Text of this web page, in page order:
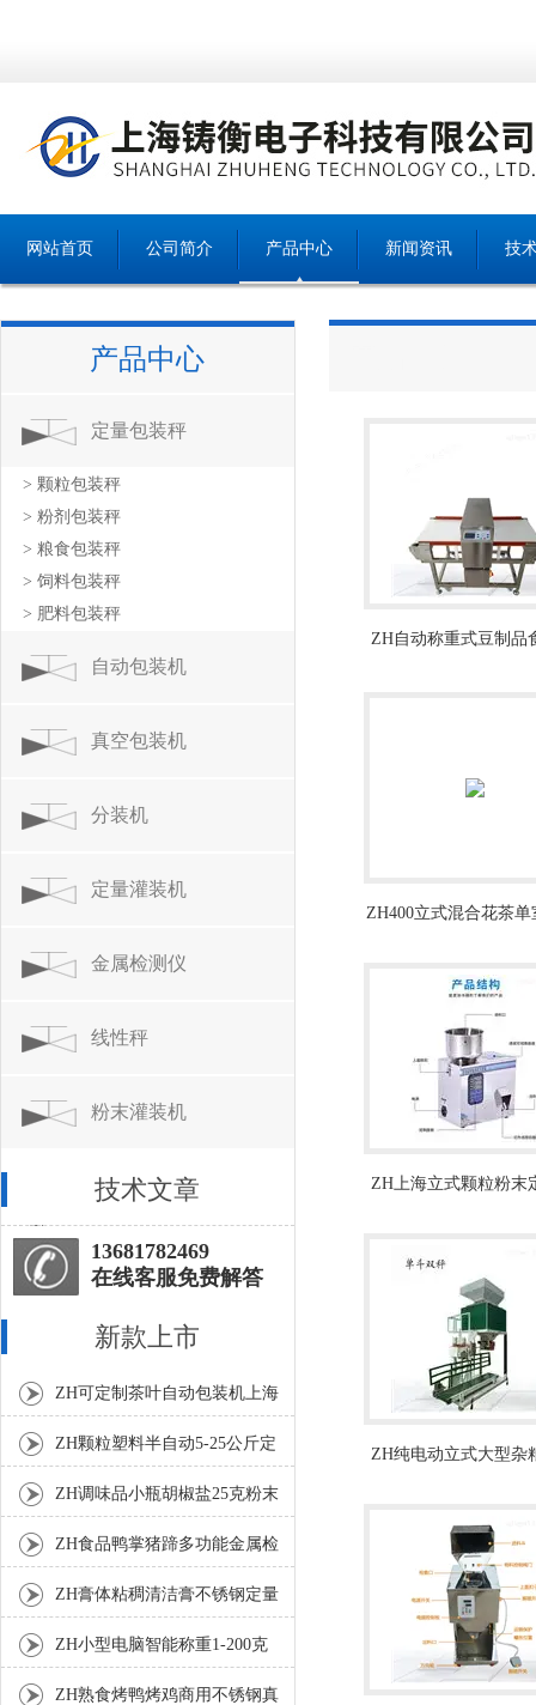
网站首页 公司简介 产品中心 新闻资讯 技
产品中心
定量包装秤
> 颗粒包装秤
> 粉剂包装秤
> 粮食包装秤
> 饲料包装秤
> 肥料包装秤
自动包装机
真空包装机
分装机
定量灌装机
金属检测仪
线性秤
粉末灌装机
技术文章
13681782469
在线客服免费解答
新款上市
ZH可定制茶叶自动包装机上海
厂家
ZH颗粒塑料半自动5-25公斤定
量包装机
ZH调味品小瓶胡椒盐25克粉末
灌装机
ZH食品鸭掌猪蹄多功能金属检
测机
ZH膏体粘稠清洁膏不锈钢定量
灌装机厂家
ZH小型电脑智能称重1-200克
分装机
ZH熟食烤鸭烤鸡商用不锈钢真
ZH自动称重式豆制品
ZH400立式混合花茶
ZH上海立式颗粒粉末
ZH纯电动立式大型杂